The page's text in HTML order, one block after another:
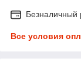
Безналичный
Все условия